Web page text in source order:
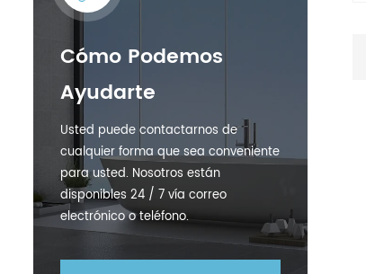
Cómo Podemos
Ayudarte
Usted puede contactarnos de
cualquier forma que sea conveniente
para usted. Nosotros están
disponibles 24 / 7 vía correo
electrónico o teléfono.